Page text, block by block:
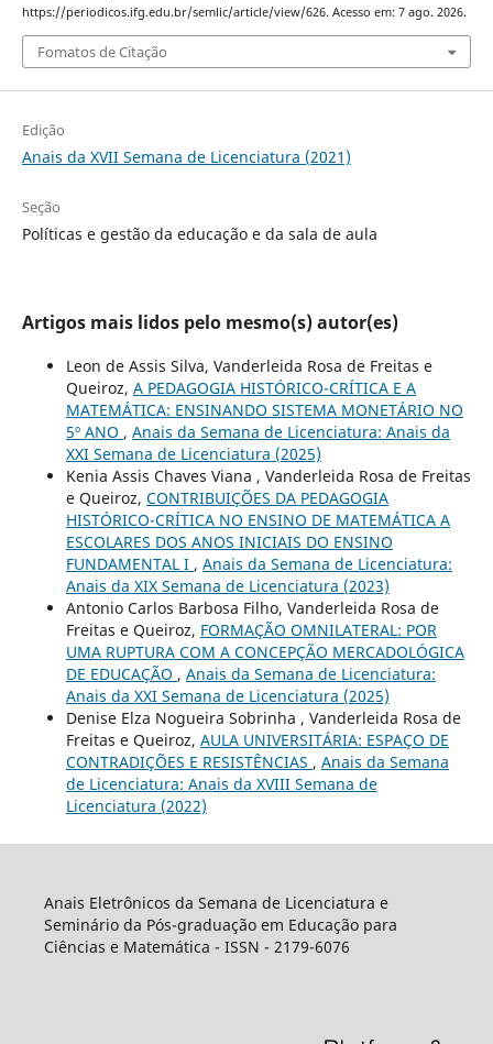
https://periodicos.ifg.edu.br/semlic/article/view/626. Acesso em: 7 ago. 2026.
Fomatos de Citação
Edição
Anais da XVII Semana de Licenciatura (2021)
Seção
Políticas e gestão da educação e da sala de aula
Artigos mais lidos pelo mesmo(s) autor(es)
Leon de Assis Silva, Vanderleida Rosa de Freitas e
Queiroz, A PEDAGOGIA HISTÓRICO-CRÍTICA E A
MATEMÁTICA: ENSINANDO SISTEMA MONETÁRIO NO
5º ANO , Anais da Semana de Licenciatura: Anais da
XXI Semana de Licenciatura (2025)
Kenia Assis Chaves Viana , Vanderleida Rosa de Freitas
e Queiroz, CONTRIBUIÇÕES DA PEDAGOGIA
HISTÓRICO-CRÍTICA NO ENSINO DE MATEMÁTICA A
ESCOLARES DOS ANOS INICIAIS DO ENSINO
FUNDAMENTAL I , Anais da Semana de Licenciatura:
Anais da XIX Semana de Licenciatura (2023)
Antonio Carlos Barbosa Filho, Vanderleida Rosa de
Freitas e Queiroz, FORMAÇÃO OMNILATERAL: POR
UMA RUPTURA COM A CONCEPÇÃO MERCADOLÓGICA
DE EDUCAÇÃO , Anais da Semana de Licenciatura:
Anais da XXI Semana de Licenciatura (2025)
Denise Elza Nogueira Sobrinha , Vanderleida Rosa de
Freitas e Queiroz, AULA UNIVERSITÁRIA: ESPAÇO DE
CONTRADIÇÕES E RESISTÊNCIAS , Anais da Semana
de Licenciatura: Anais da XVIII Semana de
Licenciatura (2022)
Anais Eletrônicos da Semana de Licenciatura e
Seminário da Pós-graduação em Educação para
Ciências e Matemática - ISSN - 2179-6076